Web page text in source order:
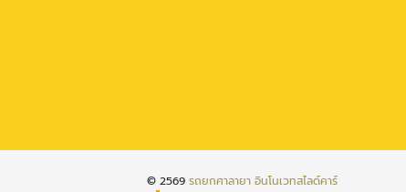
© 2569รถยกศาลายา อินโนเวทสไลด์คาร์